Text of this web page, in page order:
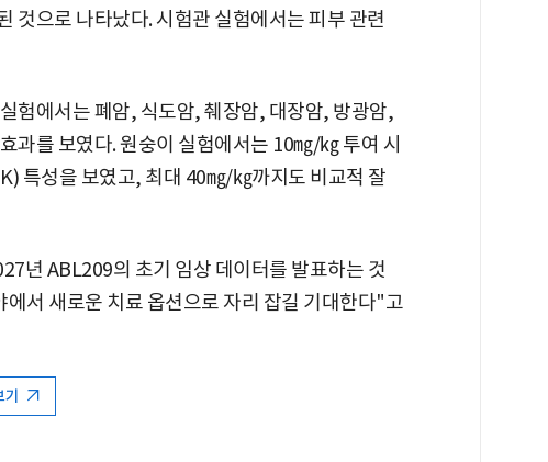
것으로 나타났다. 시험관 실험에서는 피부 관련
험에서는 폐암, 식도암, 췌장암, 대장암, 방광암,
과를 보였다. 원숭이 실험에서는 10㎎/㎏ 투여 시
특성을 보였고, 최대 40㎎/㎏까지도 비교적 잘
년 ABL209의 초기 임상 데이터를 발표하는 것
서 새로운 치료 옵션으로 자리 잡길 기대한다"고
기